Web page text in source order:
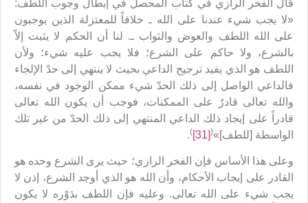
قال الفخر الرازي في كتاب المحصل في إبطال وجوب اللطف:
«لا يجب شيء عندنا على الله ـ خلافاً للمعتزلة الذين يوجبون
على الله اللطف والعوض والثواب ـ. لنا أن الحكم لا يثبت إلاّ
بالشرع، ولا حاكم على الشرع؛ فلا يجب عليه شيء؛ ولأن
اللطف هو الذي يفيد ترجيح الداعي بحيث لا ينتهي إلى حدّ الإلجاء
فالداعي الواصل إلى ذلك الحدّ شيء ممكن الوجود في نفسه،
والله تعالى قادرٌ على الممكنات، فوجب أن يكون الله تعالى
قادراً على إيجاد ذلك الداعي المنتهي إلى ذلك الحدّ من غير تلك
الواسطة [للطف]»(
[31]
)
.
وعلى هذا الأساس فإن الفخر الرازي؛ حيث يرى الشرع وحده هو
القادر على إيجاب الأحكام، وأن الله هو الذي أوجد الشرع، إذن لا
يجب شيء على الله تعالى. وعليه فإن اللطف بدَوْره لا يكون